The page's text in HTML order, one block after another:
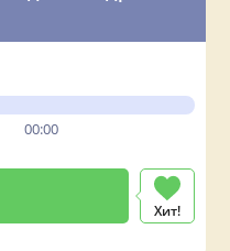
00:00
Хит!